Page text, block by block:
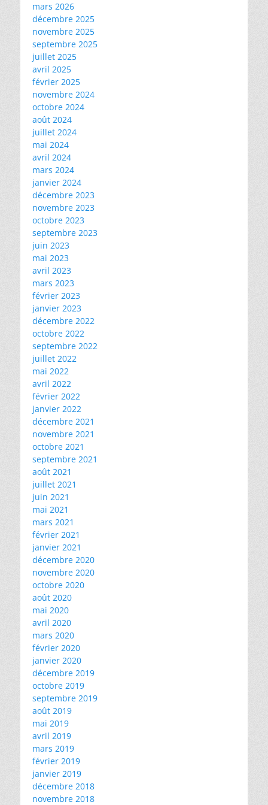
mars 2026
décembre 2025
novembre 2025
septembre 2025
juillet 2025
avril 2025
février 2025
novembre 2024
octobre 2024
août 2024
juillet 2024
mai 2024
avril 2024
mars 2024
janvier 2024
décembre 2023
novembre 2023
octobre 2023
septembre 2023
juin 2023
mai 2023
avril 2023
mars 2023
février 2023
janvier 2023
décembre 2022
octobre 2022
septembre 2022
juillet 2022
mai 2022
avril 2022
février 2022
janvier 2022
décembre 2021
novembre 2021
octobre 2021
septembre 2021
août 2021
juillet 2021
juin 2021
mai 2021
mars 2021
février 2021
janvier 2021
décembre 2020
novembre 2020
octobre 2020
août 2020
mai 2020
avril 2020
mars 2020
février 2020
janvier 2020
décembre 2019
octobre 2019
septembre 2019
août 2019
mai 2019
avril 2019
mars 2019
février 2019
janvier 2019
décembre 2018
novembre 2018